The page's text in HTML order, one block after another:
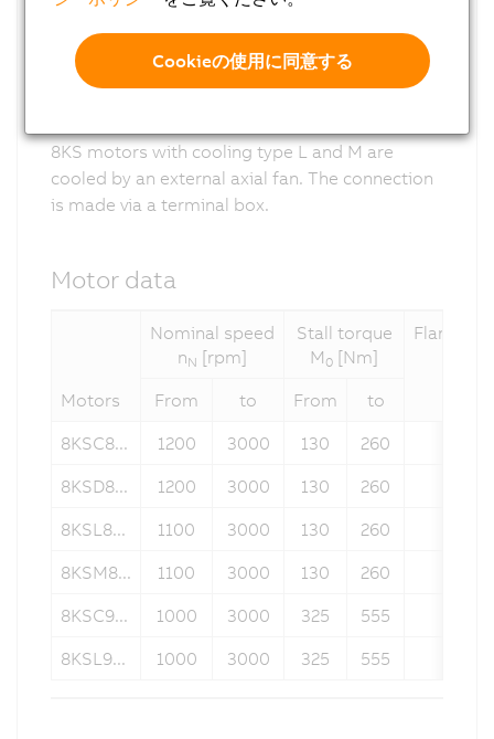
8KS motors with cooling type L and M are
cooled by an external axial fan. The connection
is made via a terminal box.
Motor data
Motors
Nominal speed
nN [rpm]
Stall torque
M 0 [Nm]
Flange
From to From
to
8KSC8...
1200 3000 130 260
8KSD8...
1200 3000 130 260
8KSL8...
1100 3000 130 260
8KSM8...
1100 3000 130 260
8KSC9...
1000 3000 325 555
8KSL9...
1000 3000 325 555
Cookieの使用に同意する